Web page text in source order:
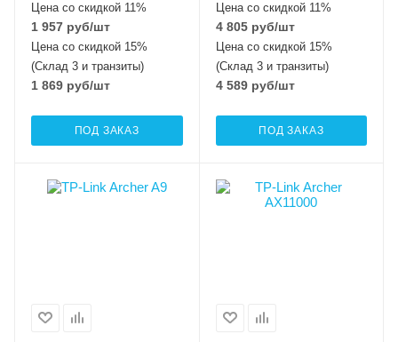
Цена со скидкой 11%
1 957 руб/шт
Цена со скидкой 15%
(Склад 3 и транзиты)
1 869 руб/шт
ПОД ЗАКАЗ
Цена со скидкой 11%
4 805руб/шт
Цена со скидкой 15%
(Склад 3 и транзиты)
4 589руб/шт
ПОД ЗАКАЗ